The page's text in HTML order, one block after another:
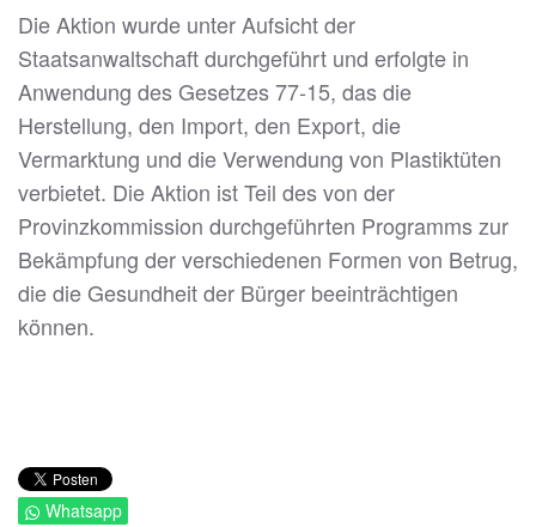
Die Aktion wurde unter Aufsicht der
Staatsanwaltschaft durchgeführt und erfolgte in
Anwendung des Gesetzes 77-15, das die
Herstellung, den Import, den Export, die
Vermarktung und die Verwendung von Plastiktüten
verbietet. Die Aktion ist Teil des von der
Provinzkommission durchgeführten Programms zur
Bekämpfung der verschiedenen Formen von Betrug,
die die Gesundheit der Bürger beeinträchtigen
können.
Whatsapp